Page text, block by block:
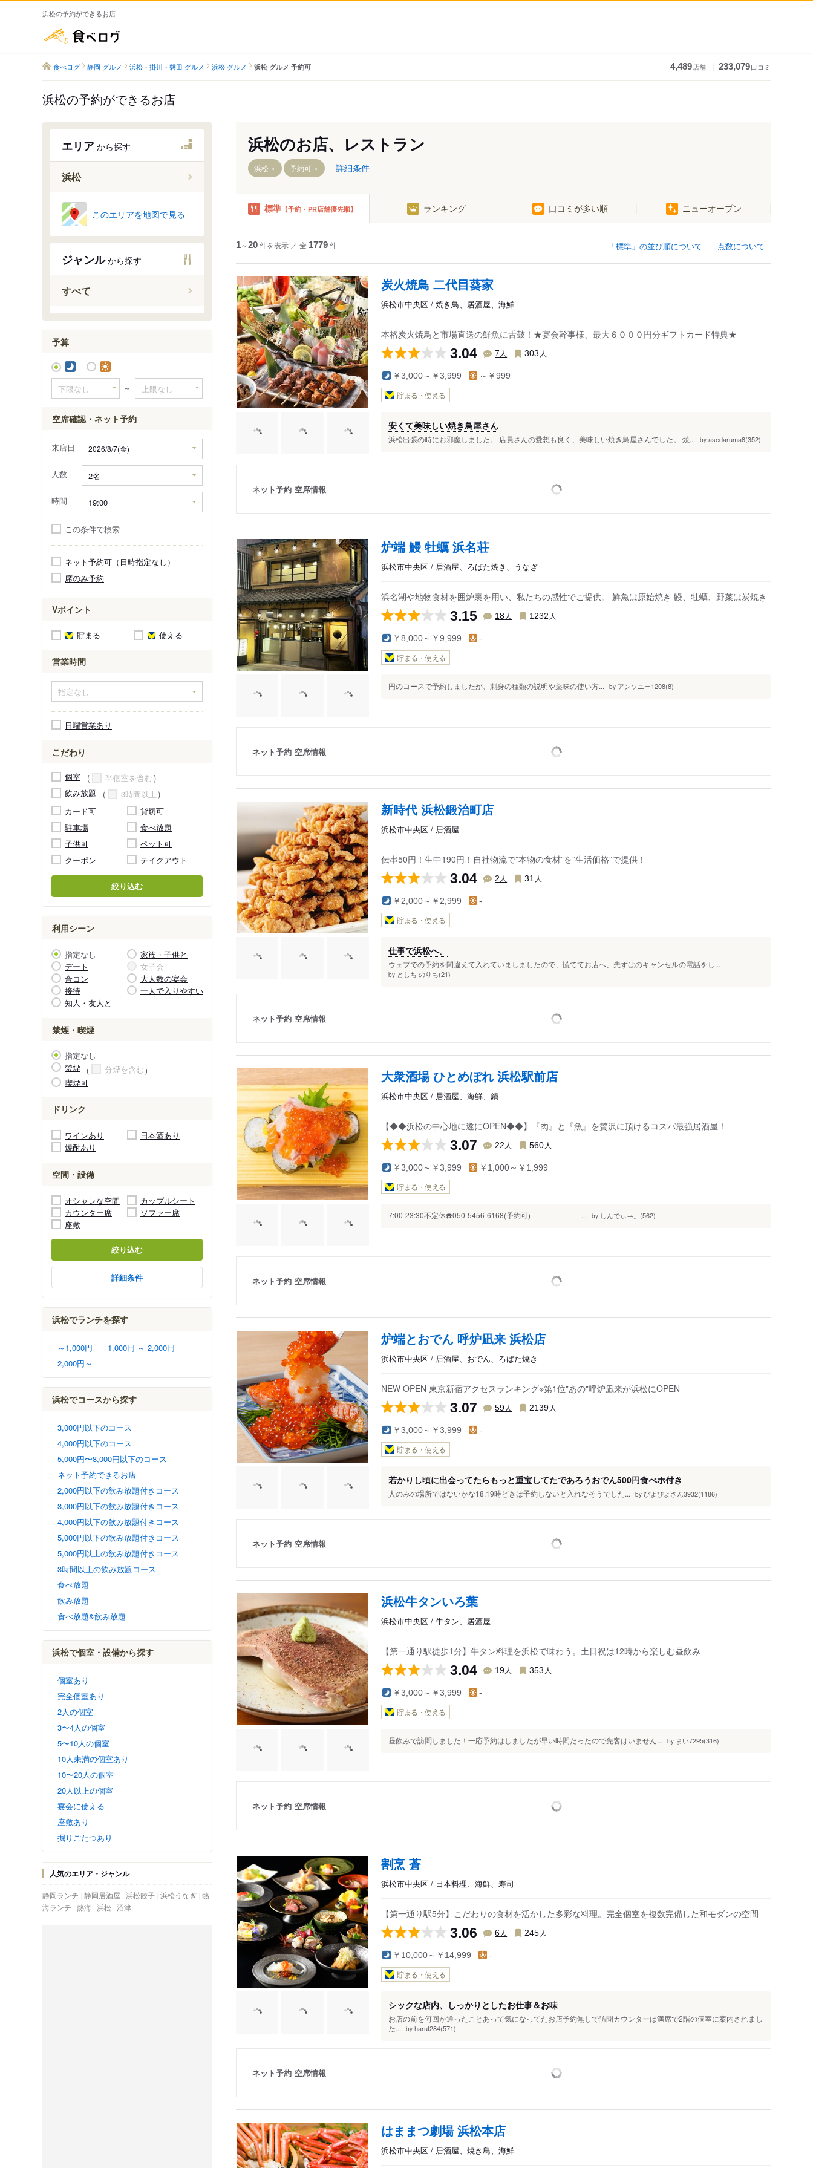
浜松の予約ができるお店
食べログ 静岡 グルメ 浜松・掛川・磐田 グルメ 浜松 グルメ 浜松 グルメ 予約可 4,489店舗 233,079口コミ
浜松の予約ができるお店
エリア から探す
浜松
天竜川駅
高塚駅
舞阪駅
弁天島駅
出馬駅
上市場駅
浦川駅
早瀬駅
下川合駅
中部天竜駅
佐久間駅
相月駅
城西駅
水窪駅
大嵐駅
小和田駅
新浜松駅
第一通り駅
遠州病院駅
八幡駅
助信駅
曳馬駅
上島駅
自動車学校前駅
さぎの宮駅
遠州小松駅
浜北駅
美薗中央公園駅
遠州小林駅
遠州芝本駅
遠州岩水寺駅
西鹿島駅
天竜二俣駅
二俣本町駅
常葉大学前駅
金指駅
気賀駅
西気賀駅
浜名湖佐久米駅
東都筑駅
奥浜名湖駅
このエリアを地図で見る
ジャンルから探す
すべて
予算
～
空席確認・ネット予約
来店日
人数
時間
この条件で検索
ネット予約可（日時指定なし）
席のみ予約
Vポイント
貯まる 使える
営業時間
日曜営業あり
こだわり
個室
半個室を含む
飲み放題
3時間以上
カード可
貸切可
駐車場
食べ放題
子供可
ペット可
クーポン
テイクアウト
絞り込む
利用シーン
指定なし
家族・子供と
デート
女子会
合コン
大人数の宴会
接待
一人で入りやすい
知人・友人と
禁煙・喫煙
指定なし
禁煙
分煙を含む
喫煙可
ドリンク
ワインあり
日本酒あり
焼酎あり
空間・設備
オシャレな空間
カップルシート
カウンター席
ソファー席
座敷
絞り込む
詳細条件
浜松でランチを探す
～1,000円
1,000円 ～ 2,000円
2,000円～
浜松でコースから探す
3,000円以下のコース
4,000円以下のコース
5,000円〜8,000円以下のコース
ネット予約できるお店
2,000円以下の飲み放題付きコース
3,000円以下の飲み放題付きコース
4,000円以下の飲み放題付きコース
5,000円以下の飲み放題付きコース
5,000円以上の飲み放題付きコース
3時間以上の飲み放題コース
食べ放題
飲み放題
食べ放題&飲み放題
浜松で個室・設備から探す
個室あり
完全個室あり
2人の個室
3〜4人の個室
5〜10人の個室
10人未満の個室あり
10〜20人の個室
20人以上の個室
宴会に使える
座敷あり
掘りごたつあり
人気のエリア・ジャンル
静岡ランチ 静岡居酒屋 浜松餃子 浜松うなぎ 熱
海ランチ 熱海 浜松 沼津
浜松のお店、レストラン
浜松 予約可 詳細条件
標準 【予約・PR店舗優先順】 ランキング 口コミが多い順 ニューオープン
点数について
「標準」の並び順について
1～20件を表示 ／ 全 1779件
炭火焼鳥 二代目葵家
浜松市中央区 / 焼き鳥、居酒屋、海鮮
本格炭火焼鳥と市場直送の鮮魚に舌鼓！★宴会幹事様、最大６０００円分ギフトカード特典★
3.04 7 人 303 人
￥3,000～￥3,999 ～￥999
貯まる・使える
安くて美味しい焼き鳥屋さん
浜松出張の時にお邪魔しました。 店員さんの愛想も良く、美味しい焼き鳥屋さんでした。 焼... by asedaruma8(352)
ネット予約 空席情報
炉端 鰻 牡蠣 浜名荘
浜松市中央区 / 居酒屋、ろばた焼き、うなぎ
浜名湖や地物食材を囲炉裏を用い、私たちの感性でご提供。 鮮魚は原始焼き 鰻、牡蠣、野菜は炭焼き
3.15 18人 1232 人
￥8,000～￥9,999 -
貯まる・使える
円のコースで予約しましたが、刺身の種類の説明や薬味の使い方... by アンソニー1208(8)
ネット予約 空席情報
新時代 浜松鍛治町店
浜松市中央区 / 居酒屋
伝串50円！生中190円！自社物流で”本物の食材”を”生活価格”で提供！
3.04 2 人 31 人
￥2,000～￥2,999 -
貯まる・使える
仕事で浜松へ。
ウェブでの予約を間違えて入れていましましたので、慌ててお店へ、先ずはのキャンセルの電話をし...
by としち のりち(21)
ネット予約 空席情報
大衆酒場 ひとめぼれ 浜松駅前店
浜松市中央区 / 居酒屋、海鮮、鍋
【◆◆浜松の中心地に遂にOPEN◆◆】『肉』と『魚』を贅沢に頂けるコスパ最強居酒屋！
3.07 22 人 560 人
￥3,000～￥3,999 ￥1,000～￥1,999
貯まる・使える
7:00-23:30不定休☎️050-5456-6168(予約可)---------------------... by しんでぃ→。(562)
ネット予約 空席情報
炉端とおでん 呼炉凪来 浜松店
浜松市中央区 / 居酒屋、おでん、ろばた焼き
NEW OPEN 東京新宿アクセスランキング※第1位"あの"呼炉凪来が浜松にOPEN
3.07 59人 2139 人
￥3,000～￥3,999 -
貯まる・使える
若かりし頃に出会ってたらもっと重宝してたであろうおでん500円食べホ付き
人のみの場所ではないかな18.19時どきは予約しないと入れなそうでした... by ぴよぴよさん3932(1186)
ネット予約 空席情報
浜松牛タンいろ葉
浜松市中央区 / 牛タン、居酒屋
【第一通り駅徒歩1分】牛タン料理を浜松で味わう。土日祝は12時から楽しむ昼飲み
3.04 19人 353 人
￥3,000～￥3,999 -
貯まる・使える
昼飲みで訪問しました！一応予約はしましたが早い時間だったので先客はいません... by まい7295(316)
ネット予約 空席情報
割烹 蒼
浜松市中央区 / 日本料理、海鮮、寿司
【第一通り駅5分】こだわりの食材を活かした多彩な料理。完全個室を複数完備した和モダンの空間
3.06 6人 245 人
￥10,000～￥14,999 -
貯まる・使える
シックな店内、しっかりとしたお仕事＆お味
お店の前を何回か通ったことあって気になってたお店⁡予約無しで訪問カウンターは満席で2階の個室に案内されまし
た...
by harut284(571)
ネット予約 空席情報
はままつ劇場 浜松本店
浜松市中央区 / 居酒屋、焼き鳥、海鮮